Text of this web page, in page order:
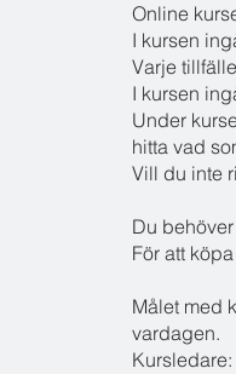
Online
I kursen
Varje
I kursen
Under
hitta vad
Vill du inte
Du
För att
Målet med
vardagen.